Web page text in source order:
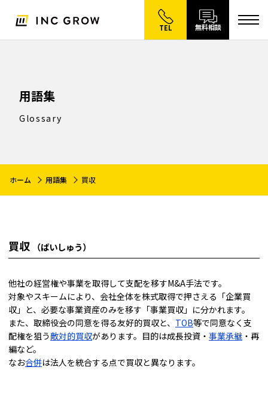
TEL 無料相談
用語集
Glossary
ホーム 用語集 買収
買収 （ばいしゅう）
他社の経営権や事業を取得して支配を移すM&A手法です。
対象やスキームにより、会社全体を株式取得で押さえる「企業買
収」と、必要な事業資産のみを移す「事業買収」に分かれます。
また、取締役会の同意を得る友好的買収と、 TOB等で同意なく支
配権を狙う敵対的買収があります。目的は成長投資・ 事業承継 ・再
編など。
なお合併は法人を統合する点で買収と異なります。